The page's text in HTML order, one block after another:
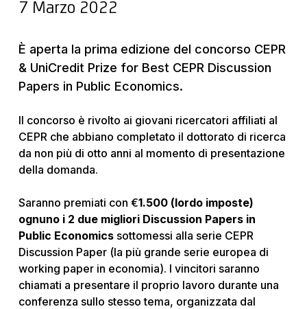
7 Marzo 2022
È aperta la prima edizione del concorso CEPR
& UniCredit Prize for Best CEPR Discussion
Papers in Public Economics.
Il concorso è rivolto ai giovani ricercatori affiliati al
CEPR che abbiano completato il dottorato di ricerca
da non più di otto anni al momento di presentazione
della domanda.
Saranno premiati con €1.500 (lordo imposte)
ognuno i 2 due migliori Discussion Papers in
Public Economicssottomessi alla serie CEPR
Discussion Paper (la più grande serie europea di
working paper in economia). I vincitori saranno
chiamati a presentare il proprio lavoro durante una
conferenza sullo stesso tema, organizzata dal